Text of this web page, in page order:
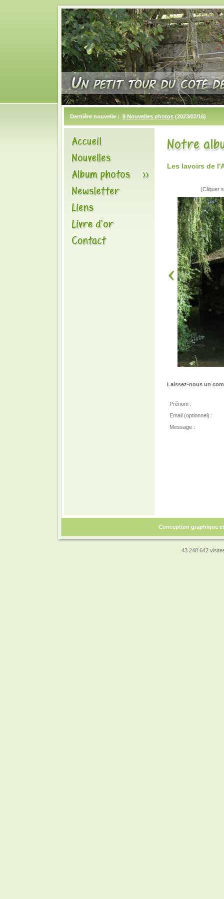
Dernière nouvelle : 9 Nouvelles photos (2023/02/16)
Les lavoirs de
(Cliquer
Laissez-nous un
Prénom :
Email (optionnel) :
Message :
Conception graphique
43 248 642